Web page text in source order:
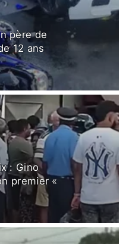
père de
12 ans
: Gino
premier «